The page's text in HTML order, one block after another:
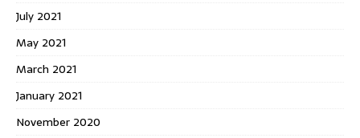
July 2021
May 2021
March 2021
January 2021
November 2020